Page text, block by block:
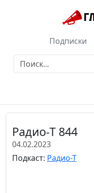
Подписки
Радио-Т 844
04.02.2023
Подкаст: Радио-Т